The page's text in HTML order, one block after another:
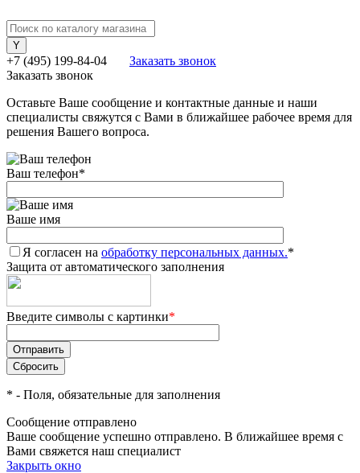
+7 (495) 199-84-04
Заказать звонок
Заказать звонок
Оставьте Ваше сообщение и контактные данные и наши
специалисты свяжутся с Вами в ближайшее рабочее время для
решения Вашего вопроса.
Ваш телефон*
Ваше имя
Я согласен на обработку персональных данных.*
Защита от автоматического заполнения
Введите символы с картинки*
* - Поля, обязательные для заполнения
Сообщение отправлено
Ваше сообщение успешно отправлено. В ближайшее время с
Вами свяжется наш специалист
Закрыть окно